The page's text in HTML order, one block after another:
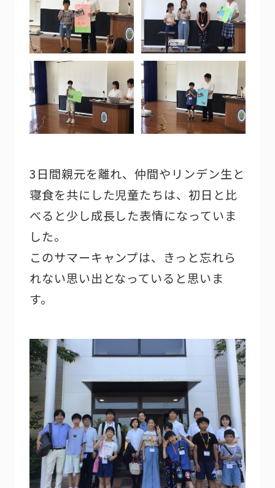
3日間親元を離れ、仲間やリンデン生と
寝食を共にした児童たちは、初日と比
べると少し成長した表情になっていま
した。
このサマーキャンプは、きっと忘れら
れない思い出となっていると思いま
す。